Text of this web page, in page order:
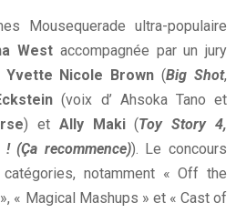
Mousequerade ultra-populaire
West accompagnée par un jury
Yvette Nicole Brown (Big Shot,
(voix d’ Ahsoka Tano et
) et Ally Maki(Toy Story4,
! (Ça recommence)). Le concours
notamment « Off the
« Magical Mashups » et « Cast of